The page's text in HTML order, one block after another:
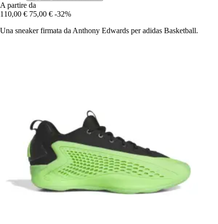
A partire da
110,00 € 75,00 € -32%
Una sneaker firmata da Anthony Edwards per adidas Basketball.